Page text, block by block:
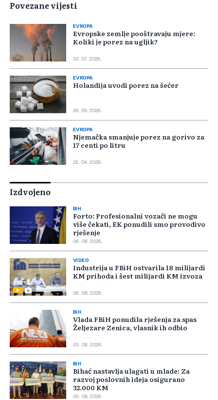
Povezane vijesti
EVROPA
Evropske zemlje pooštravaju mjere:
Koliki je porez na ugljik?
02. 07. 2026.
EVROPA
Holandija uvodi porez na šećer
29. 06. 2026.
EVROPA
Njemačka smanjuje porez na gorivo za
17 centi po litru
25. 04. 2026.
Izdvojeno
BIH
Forto: Profesionalni vozači ne mogu
više čekati, EK ponudili smo provodivo
rješenje
06. 08. 2026.
VIDEO
Industrija u FBiH ostvarila 18 milijardi
KM prihoda i šest milijardi KM izvoza
06. 08. 2026.
BIH
Vlada FBiH ponudila rješenja za spas
Željezare Zenica, vlasnik ih odbio
05. 08. 2026.
BIH
Bihać nastavlja ulagati u mlade: Za
razvoj poslovnih ideja osigurano
32.000 KM
05. 08. 2026.